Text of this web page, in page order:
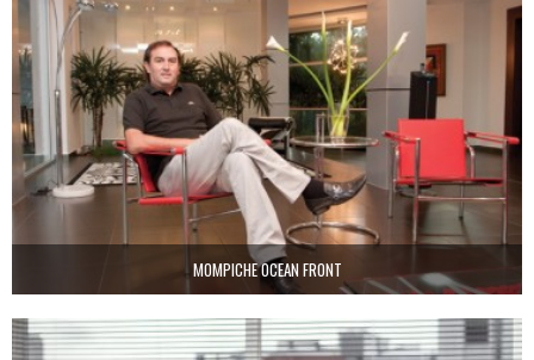
MOMPICHE OCEAN FRONT